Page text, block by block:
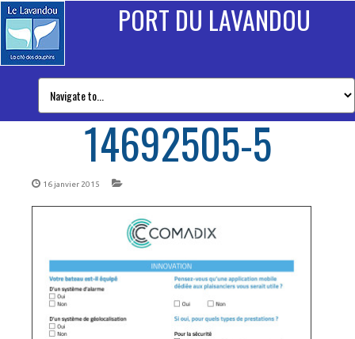
PORT DU LAVANDOU
14692505-5
16 janvier 2015